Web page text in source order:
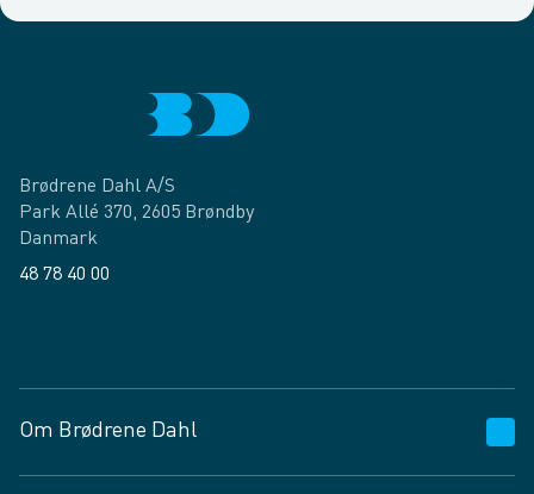
Brødrene Dahl A/S
Park Allé 370, 2605 Brøndby
Danmark
48 78 40 00
Om Brødrene Dahl